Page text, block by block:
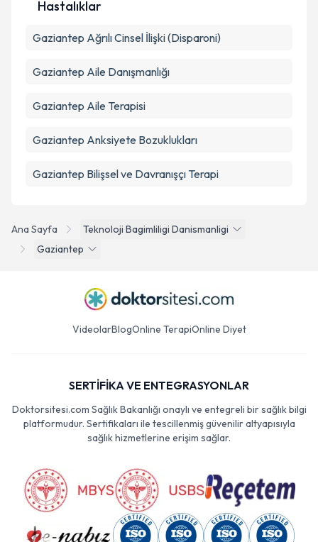
Ana Sayfa
Teknoloji Bagimliligi Danismanligi
Gaziantep
Hastalıklar
Gaziantep Ağrılı Cinsel İlişki (Disparoni)
Gaziantep Aile Danışmanlığı
Gaziantep Aile Terapisi
Gaziantep Anksiyete Bozuklukları
Gaziantep Bilişsel ve Davranışçı Terapi
VideolarBlogOnline TerapiOnline Diyet
SERTİFİKA VE ENTEGRASYONLAR
Doktorsitesi.com Sağlık Bakanlığı onaylı ve entegreli bir sağlık bilgi
platformudur. Sertifikaları ile tescillenmiş güvenilir altyapısıyla
sağlık hizmetlerine erişim sağlar.